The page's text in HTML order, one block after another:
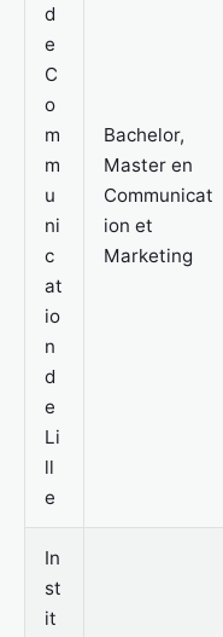
d
e
C
o
m
m
u
ni
c
at
io
n
d
e
Li
ll
e
Bachelor,
Master en
Communicat
ion et
Marketing
In
st
it